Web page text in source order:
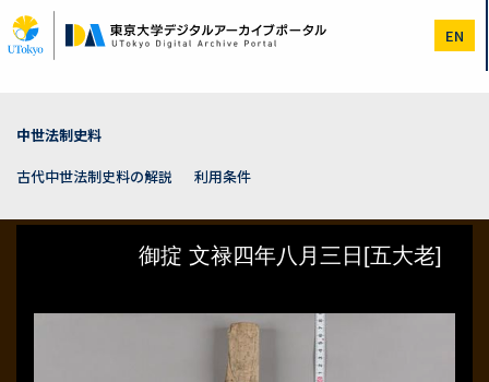
イ
ン
EN
中世法制史料
古代中世法制史料の解説
利用条件